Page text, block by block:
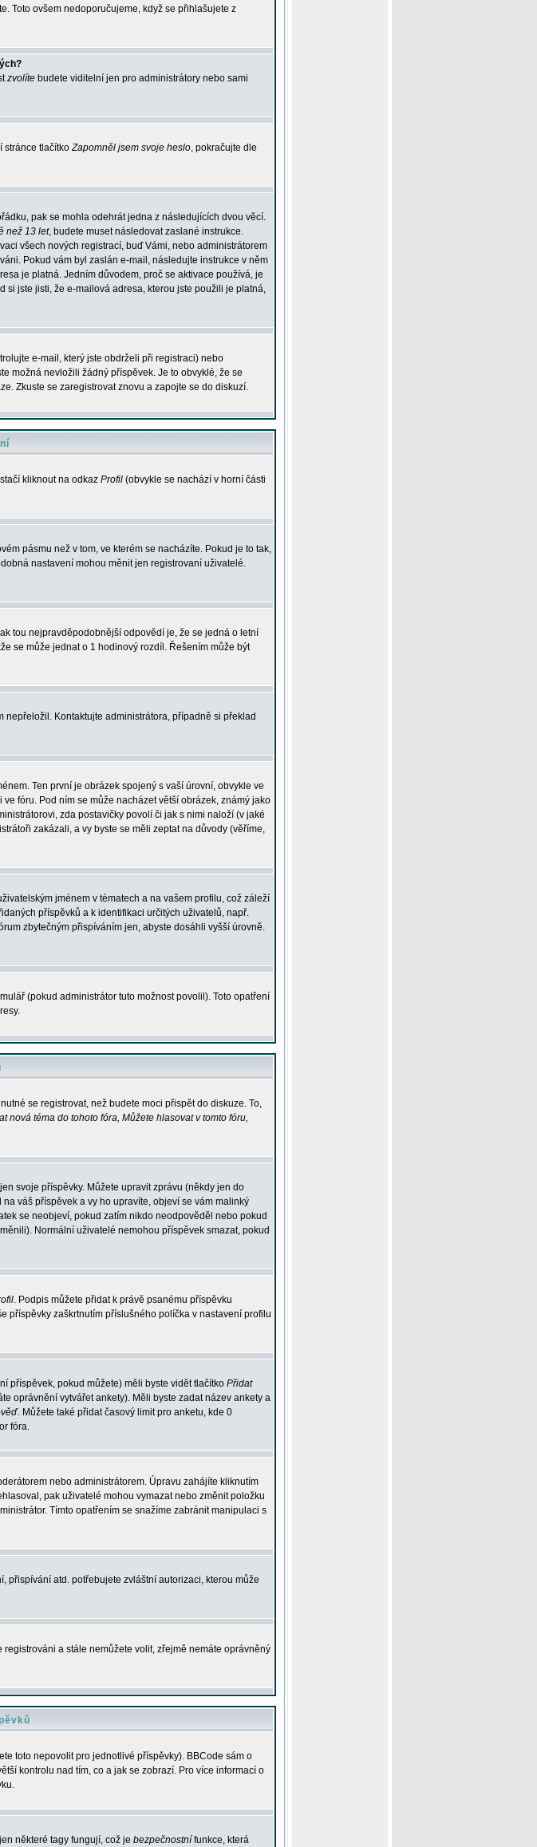
Toto ovšem nedoporučujeme, když se přihlašujete z
zvolíte budete viditelní jen pro administrátory nebo sami
stránce tlačítkoZapomněl jsem svoje heslo, pokračujte dle
pak se mohla odehrát jedna z následujících dvou věcí.
než 13 let, budete muset následovat zaslané instrukce.
všech nových registrací, buď Vámi, nebo administrátorem
Pokud vám byl zaslán e-mail, následujte instrukce v něm
je platná. Jedním důvodem, proč se aktivace používá, je
si jste jisti, že e-mailová adresa, kterou jste použili je platná,
e-mail, který jste obdrželi při registraci) nebo
možná nevložili žádný příspěvek. Je to obvyklé, že se
Zkuste se zaregistrovat znovu a zapojte se do diskuzí.
kliknout na odkaz Profil (obvykle se nachází v horní části
pásmu než v tom, ve kterém se nacházíte. Pokud je to tak,
nastavení mohou měnit jen registrovaní uživatelé.
tou nejpravděpodobnější odpovědí je, že se jedná o letní
se může jednat o 1 hodinový rozdíl. Řešením může být
Kontaktujte administrátora, případně si překlad
Ten první je obrázek spojený s vaší úrovní, obvykle ve
fóru. Pod ním se může nacházet větší obrázek, známý jako
zda postavičky povolí či jak s nimi naloží (v jaké
zakázali, a vy byste se měli zeptat na důvody (věříme,
jménem v tématech a na vašem profilu, což záleží
příspěvků a k identifikaci určitých uživatelů, např.
zbytečným přispíváním jen, abyste dosáhli vyšší úrovně.
(pokud administrátor tuto možnost povolil). Toto opatření
se registrovat, než budete moci přispět do diskuze. To,
nová téma do tohoto fóra, Můžete hlasovat v tomto fóru,
svoje příspěvky. Můžete upravit zprávu (někdy jen do
váš příspěvek a vy ho upravíte, objeví se vám malinký
se neobjeví, pokud zatím nikdo neodpověděl nebo pokud
Normální uživatelé nemohou příspěvek smazat, pokud
. Podpis můžete přidat k právě psanému příspěvku
příspěvky zaškrtnutím příslušného políčka v nastavení profilu
příspěvek, pokud můžete) měli byste vidět tlačítko Přidat
oprávnění vytvářet ankety). Měli byste zadat název ankety a
. Můžete také přidat časový limit pro anketu, kde 0
fóra.
nebo administrátorem. Úpravu zahájíte kliknutím
pak uživatelé mohou vymazat nebo změnit položku
Tímto opatřením se snažíme zabránit manipulaci s
přispívání atd. potřebujete zvláštní autorizaci, kterou může
a stále nemůžete volit, zřejmě nemáte oprávněný
toto nepovolit pro jednotlivé příspěvky). BBCode sám o
kontrolu nad tím, co a jak se zobrazí. Pro více informací o
některé tagy fungují, což je bezpečnostní funkce, která